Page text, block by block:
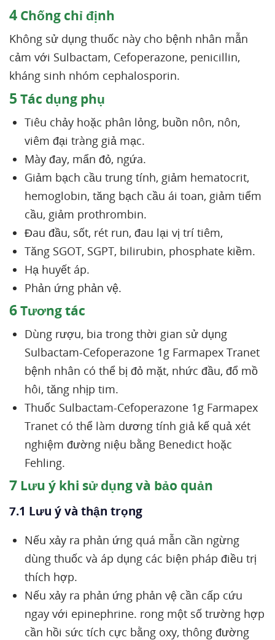
4 Chống chỉ định
Không sử dụng thuốc này cho bệnh nhân mẫn
cảm với Sulbactam, Cefoperazone, penicillin,
kháng sinh nhóm cephalosporin.
5 Tác dụng phụ
Tiêu chảy hoặc phân lỏng, buồn nôn, nôn,
viêm đại tràng giả mạc.
Mày đay, mẩn đỏ, ngứa.
Giảm bạch cầu trung tính, giảm hematocrit,
hemoglobin, tăng bạch cầu ái toan, giảm tiểm
cầu, giảm prothrombin.
Đau đầu, sốt, rét run, đau lại vị trí tiêm,
Tăng SGOT, SGPT, bilirubin, phosphate kiềm.
Hạ huyết áp.
Phản ứng phản vệ.
6Tương tác
Dùng rượu, bia trong thời gian sử dụng
Sulbactam-Cefoperazone 1g Farmapex Tranet
bệnh nhân có thể bị đỏ mặt, nhức đầu, đổ mồ
hôi, tăng nhịp tim.
Thuốc Sulbactam-Cefoperazone 1g Farmapex
Tranet có thể làm dương tính giả kế quả xét
nghiệm đường niệu bằng Benedict hoặc
Fehling.
7 Lưu ý khi sử dụng và bảo quản
7.1 Lưu ý và thận trọng
Nếu xảy ra phản ứng quá mẫn cần ngừng
dùng thuốc và áp dụng các biện pháp điều trị
thích hợp.
Nếu xảy ra phản ứng phản vệ cần cấp cứu
ngay với epinephrine. rong một số trường hợp
cần hồi sức tích cực bằng oxy, thông đường